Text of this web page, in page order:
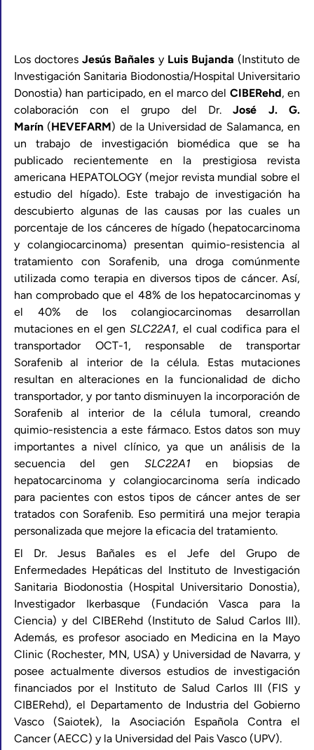
Los doctoresJesús Bañales y Luis Bujanda (Instituto de
Investigación Sanitaria Biodonostia/Hospital Universitario
Donostia) han participado, en el marco del CIBERehd, en
colaboración con el grupo del Dr.José J. G.
Marín (HEVEFARM) de la Universidad de Salamanca, en
un trabajo de investigación biomédica que se ha
publicado recientemente en la prestigiosa revista
americana HEPATOLOGY (mejor revista mundial sobre el
estudio del hígado). Este trabajo de investigación ha
descubierto algunas de las causas por las cuales un
porcentaje de los cánceres de hígado (hepatocarcinoma
y colangiocarcinoma) presentan quimio-resistencia al
tratamiento con Sorafenib, una droga comúnmente
utilizada como terapia en diversos tipos de cáncer. Así,
han comprobado que el 48% de los hepatocarcinomas y
el 40% de los colangiocarcinomas desarrollan
mutaciones en el genSLC22A1, el cual codifica para el
transportador OCT-1, responsable de transportar
Sorafenib al interior de la célula. Estas mutaciones
resultan en alteraciones en la funcionalidad de dicho
transportador, y por tanto disminuyen la incorporación de
Sorafenib al interior de la célula tumoral, creando
quimio-resistencia a este fármaco. Estos datos son muy
importantes a nivel clínico, ya que un análisis de la
secuencia del gen SLC22A1 en biopsias de
hepatocarcinoma y colangiocarcinoma sería indicado
para pacientes con estos tipos de cáncer antes de ser
tratados con Sorafenib. Eso permitirá una mejor terapia
personalizada que mejore la eficacia del tratamiento.
El Dr. Jesus Bañales es el Jefe del Grupo de
Enfermedades Hepáticas del Instituto de Investigación
Sanitaria Biodonostia (Hospital Universitario Donostia),
Investigador Ikerbasque (Fundación Vasca para la
Ciencia) y del CIBERehd (Instituto de Salud Carlos III).
Además, es profesor asociado en Medicina en la Mayo
Clinic (Rochester, MN, USA) y Universidad de Navarra, y
posee actualmente diversos estudios de investigación
financiados por el Instituto de Salud Carlos III (FIS y
CIBERehd), el Departamento de Industria del Gobierno
Vasco (Saiotek), la Asociación Española Contra el
Cancer (AECC) y la Universidad del Pais Vasco (UPV).